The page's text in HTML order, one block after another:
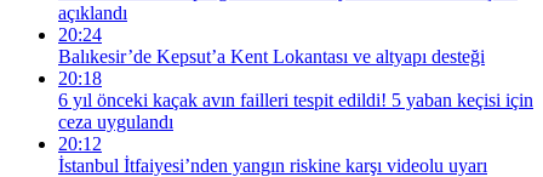
açıklandı
20:24
Balıkesir’de Kepsut’a Kent Lokantası ve altyapı desteği
20:18
6 yıl önceki kaçak avın failleri tespit edildi! 5 yaban keçisi için
ceza uygulandı
20:12
İstanbul İtfaiyesi’nden yangın riskine karşı videolu uyarı